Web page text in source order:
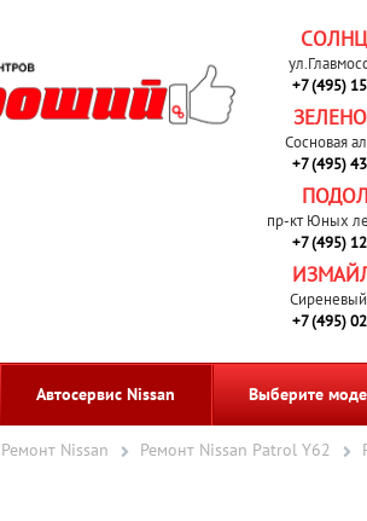
+7 (495)
Сосновая
+7 (495)
пр-кт Юных
+7 (495)
+7 (495)
Автосервис Nissan Выберите
Ремонт Nissan Ремонт Nissan Patrol Y62